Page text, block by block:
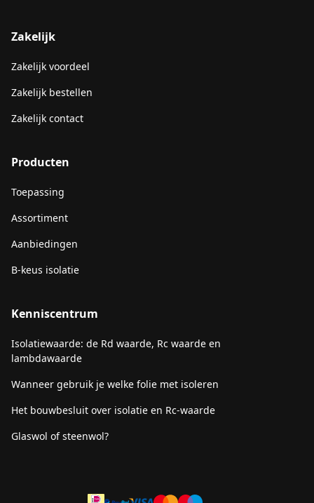
Zakelijk
Zakelijk voordeel
Zakelijk bestellen
Zakelijk contact
Producten
Toepassing
Assortiment
Aanbiedingen
B-keus isolatie
Kenniscentrum
Isolatiewaarde: de Rd waarde, Rc waarde en
lambdawaarde
Wanneer gebruik je welke folie met isoleren
Het bouwbesluit over isolatie en Rc-waarde
Glaswol of steenwol?